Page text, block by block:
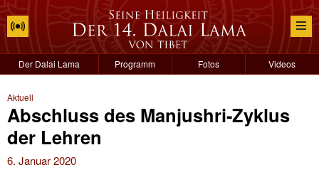
Der Dalai Lama Programm Fotos Videos
Aktuell
Abschluss des Manjushri-Zyklus
der Lehren
6. Januar 2020